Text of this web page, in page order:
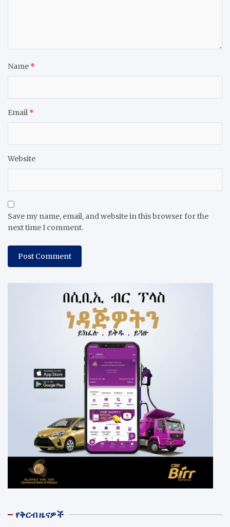
Name *
Email *
Website
Save my name, email, and website in this browser for the
next time I comment.
የቅርብ ዜናዎች